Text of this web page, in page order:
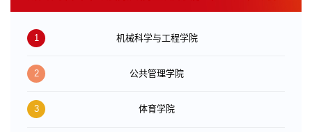
1 机械科学与工程学院
2 公共管理学院
3 体育学院